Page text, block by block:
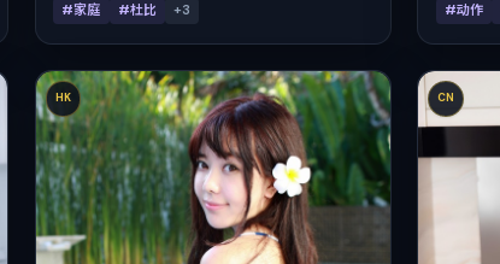
#家庭 #杜比 +3 #动作
HK CN